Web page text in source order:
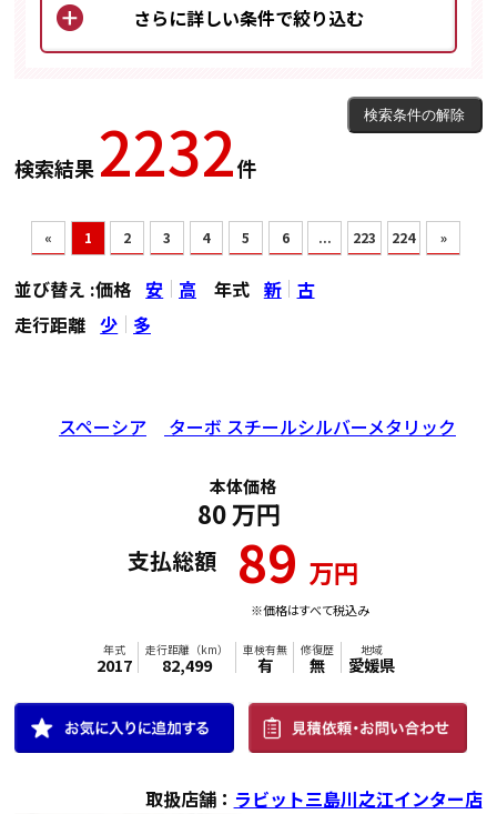
検索結果 2232件
« 1 2 3 4 5 6 ... 223 224 »
並び替え :価格 安 高 年式 新 古
走行距離 少 多
スペーシア ターボ スチールシルバーメタリック
本体価格
80万円
支払総額 89 万円
※価格はすべて税込み
走行距離（km） 車検有無 修復歴 地域
取扱店舗： ラビット三島川之江インター店